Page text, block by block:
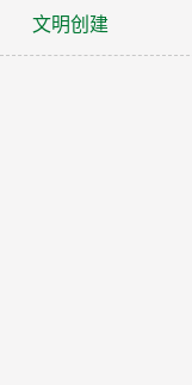
文明创建